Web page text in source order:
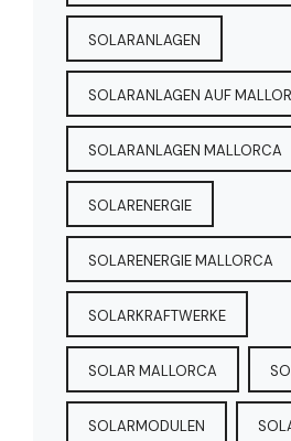
SOLARANLAGEN
SOLARANLAGEN AUF
SOLARANLAGEN MALLORCA
SOLARENERGIE
SOLARENERGIE MALLORCA
SOLARKRAFTWERKE
SOLAR MALLORCA
SOLARMODULEN